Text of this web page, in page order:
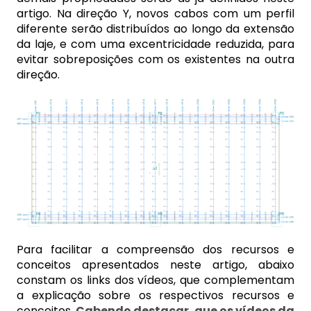
artigo. Na direção Y, novos cabos com um perfil
diferente serão distribuídos ao longo da extensão
da laje, e com uma excentricidade reduzida, para
evitar sobreposições com os existentes na outra
direção.
Para facilitar a compreensão dos recursos e
conceitos apresentados neste artigo, abaixo
constam os links dos vídeos, que complementam
a explicação sobre os respectivos recursos e